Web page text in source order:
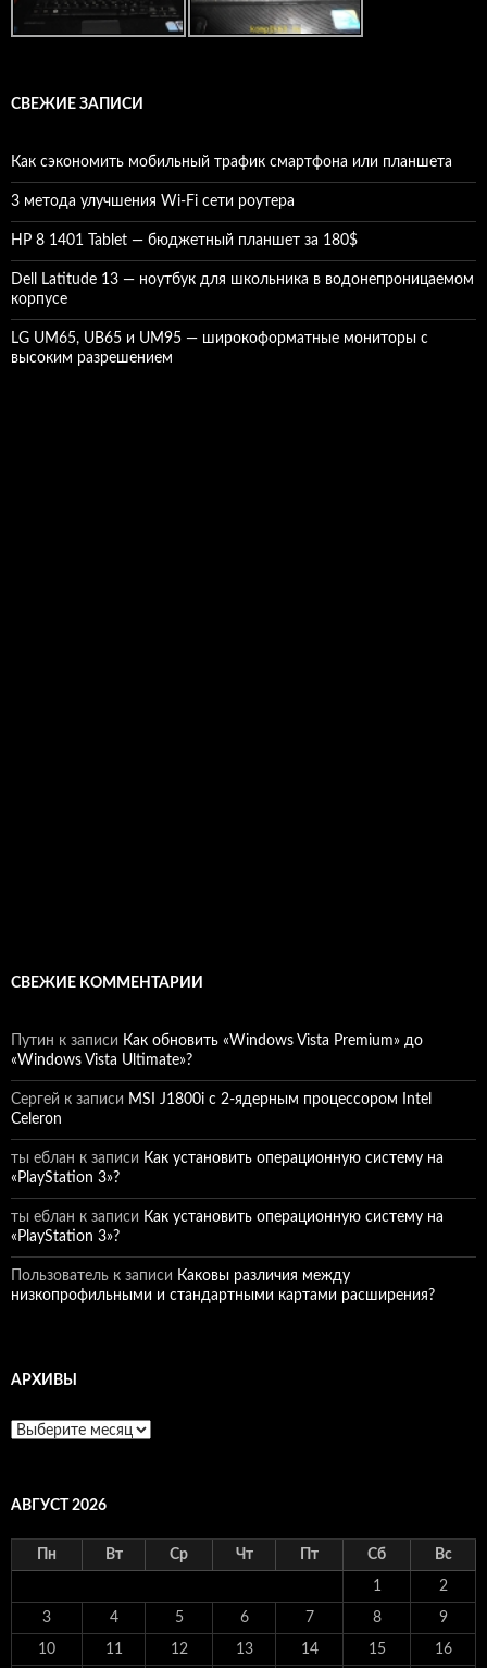
СВЕЖИЕ ЗАПИСИ
Как сэкономить мобильный трафик смартфона или планшета
3 метода улучшения Wi-Fi сети роутера
HP 8 1401 Tablet — бюджетный планшет за 180$
Dell Latitude 13 — ноутбук для школьника в водонепроницаемом
корпусе
LG UM65, UB65 и UM95 — широкоформатные мониторы с
высоким разрешением
СВЕЖИЕ КОММЕНТАРИИ
Путин к записи Как обновить «Windows Vista Premium» до
«Windows Vista Ultimate»?
Сергей к записи MSI J1800i с 2-ядерным процессором Intel
Celeron
ты еблан к записи Как установить операционную систему на
«PlayStation 3»?
ты еблан к записи Как установить операционную систему на
«PlayStation 3»?
Пользователь к записи Каковы различия между
низкопрофильными и стандартными картами расширения?
АРХИВЫ
Архивы
АВГУСТ 2026
Пн Вт Ср Чт Пт Сб Вс
1 2
3 4 5 6 7 8 9
10 11 12 13 14 15 16